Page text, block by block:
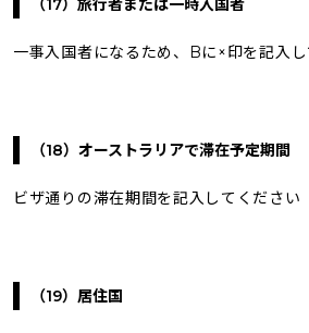
（17） 旅行者または一時入国者
一事入国者になるため、Bに×印を記入
（18）オーストラリアで滞在予定期間
ビザ通りの滞在期間を記入してください
（19）居住国